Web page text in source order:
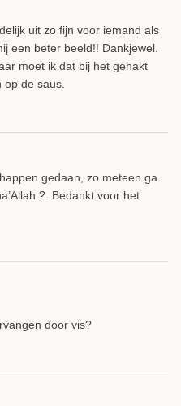
uit zo fijn voor iemand als
een beter beeld!! Dankjewel.
moet ik dat bij het gehakt
op de saus.
gedaan, zo meteen ga
?. Bedankt voor het
door vis?